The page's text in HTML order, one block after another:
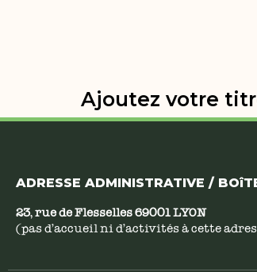
Ajoutez votre
ADRESSE ADMINISTRATIVE /
23, rue de Flesselles 69001 LYON
(pas d’accueil ni d’activités à cette